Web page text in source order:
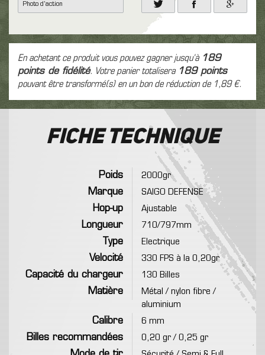
Photo d'action
En achetant ce produit vous pouvez gagner jusqu'à 189
points de fidélité. Votre panier totalisera 189points
pouvant être transformé(s) en un bon de réduction de 1,89 €.
Fiche technique
Poids
2000gr
Marque
SAIGO DEFENSE
Hop-up
Ajustable
Longueur
710/797mm
Type
Electrique
Velocité
330 FPS à la 0,20gr
Capacité du chargeur
130 Billes
Matière
Métal / nylon fibre /
aluminium
Calibre
6 mm
Billes recommandées
0,20 gr / 0,25 gr